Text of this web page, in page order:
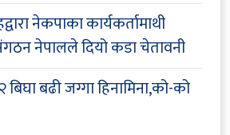
नेकपाका कार्यकर्तामाथी
नेपालले दियो कडा चेतावनी
बढी जग्गा हिनामिना,को-को